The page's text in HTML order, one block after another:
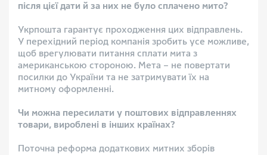
після цієї дати й за них не було сплачено мито?
Укрпошта гарантує проходження цих відправлень.
У перехідний період компанія зробить усе можливе,
щоб врегулювати питання сплати мита з
американською стороною. Мета – не повертати
посилки до України та не затримувати їх на
митному оформленні.
Чи можна пересилати у поштових відправленнях
товари, вироблені в інших країнах?
Поточна реформа додаткових митних зборів